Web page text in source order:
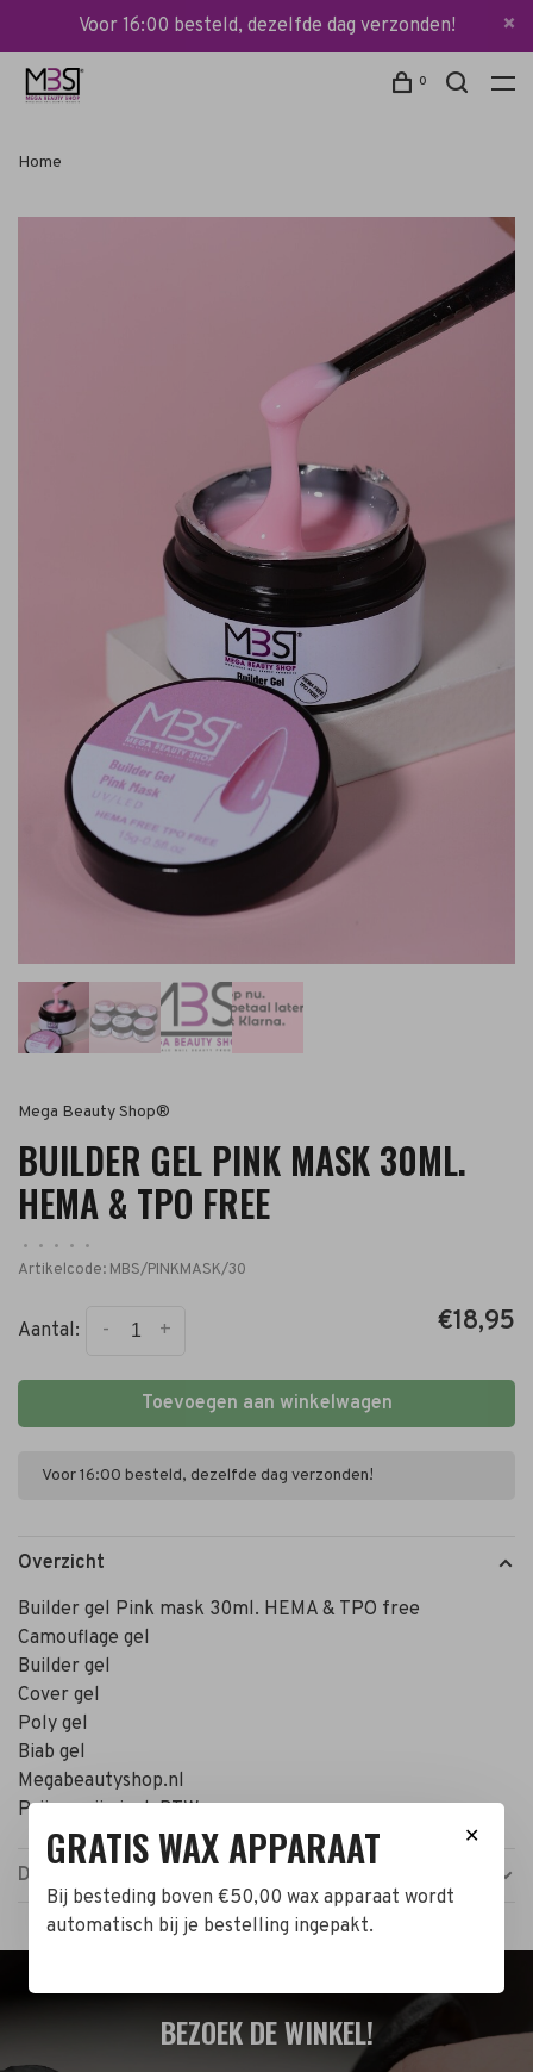
Voor 16:00 besteld, dezelfde dag verzonden!
0
Home
Mega Beauty Shop®
BUILDER GEL PINK MASK 30ML.
HEMA & TPO FREE
• • • •
•
Artikelcode: MBS/PINKMASK/30
Aantal: +
- €18,95
Toevoegen aan winkelwagen
Voor 16:00 besteld, dezelfde dag verzonden!
Overzicht
Builder gel Pink mask 30ml. HEMA & TPO free
Camouflage gel
Builder gel
Cover gel
Poly gel
Biab gel
Megabeautyshop.nl
Prijzen zijn incl. BTW
Details
BEZOEK DE WINKEL!
✕
GRATIS WAX APPARAAT
Bij besteding boven €50,00 wax apparaat wordt
automatisch bij je bestelling ingepakt.